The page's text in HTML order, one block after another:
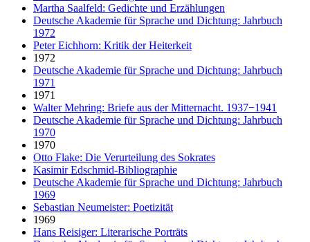
Martha Saalfeld: Gedichte und Erzählungen
Deutsche Akademie für Sprache und Dichtung: Jahrbuch
1972
Peter Eichhorn: Kritik der Heiterkeit
1972
Deutsche Akademie für Sprache und Dichtung: Jahrbuch
1971
1971
Walter Mehring: Briefe aus der Mitternacht. 1937−1941
Deutsche Akademie für Sprache und Dichtung: Jahrbuch
1970
1970
Otto Flake: Die Verurteilung des Sokrates
Kasimir Edschmid-Bibliographie
Deutsche Akademie für Sprache und Dichtung: Jahrbuch
1969
Sebastian Neumeister: Poetizität
1969
Hans Reisiger: Literarische Porträts